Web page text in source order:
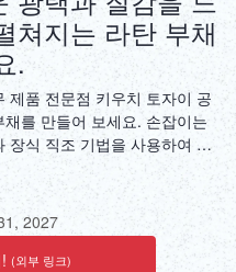
쳐지는 라탄 부채
.
제품 전문점 키우치 토자이 공
를 만들어 보세요. 손잡이는
장식 직조 기법을 사용하여 제
든 새로운 종류의 와시 종이
합니다. 강사 키우치 히데키
통 공예사이자 분쿄구 명장
나 단단하면서도 부드러운지,
성을 직접 경험해 볼 수 있습
2027
(외부 링크)